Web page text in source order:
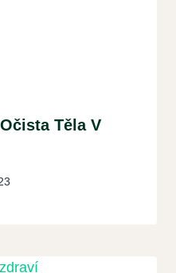
Těla V